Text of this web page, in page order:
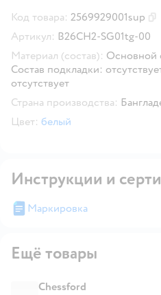
Код товара: 2569929001sup
Артикул: B26CH2-SG01tg-00
Материал (состав): Основной
Состав подкладки:
отсутствует
Страна производства:
Цвет: белый
Инструкции и
Маркировка
Ещё товары
Chessford